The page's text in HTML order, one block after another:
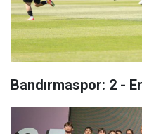
Bandırmaspor: 2 -